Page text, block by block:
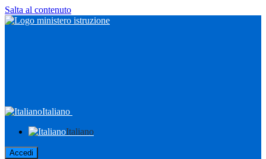
Salta al contenuto
Italiano
Italiano
Accedi